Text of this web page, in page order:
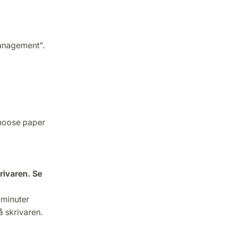
paper
Se
skrivaren.